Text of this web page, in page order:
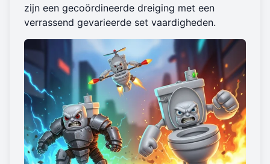
zijn een gecoördineerde dreiging met een
verrassend gevarieerde set vaardigheden.